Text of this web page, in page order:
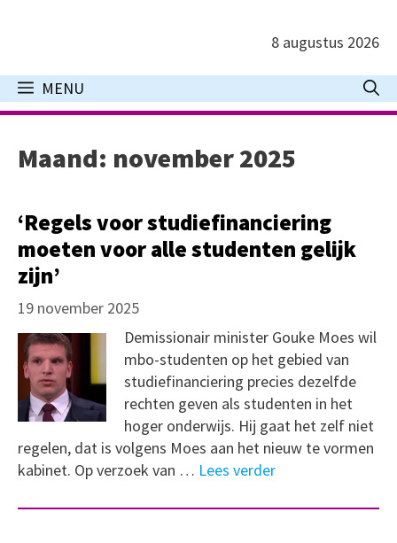
inhoud
8 augustus 2026
MENU
Maand: november 2025
‘Regels voor studiefinanciering
moeten voor alle studenten gelijk
zijn’
19 november 2025
Demissionair minister Gouke Moes wil
mbo-studenten op het gebied van
studiefinanciering precies dezelfde
rechten geven als studenten in het
hoger onderwijs. Hij gaat het zelf niet
regelen, dat is volgens Moes aan het nieuw te vormen
kabinet. Op verzoek van … Lees verder